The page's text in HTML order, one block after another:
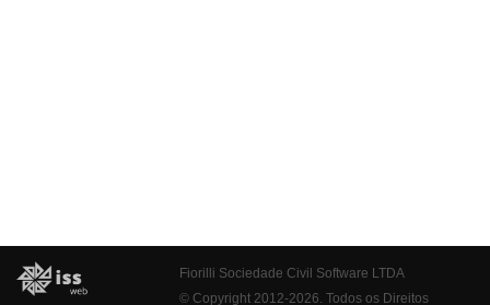
Fiorilli Sociedade Civil Software LTDA
© Copyright 2012-2026. Todos os Direitos